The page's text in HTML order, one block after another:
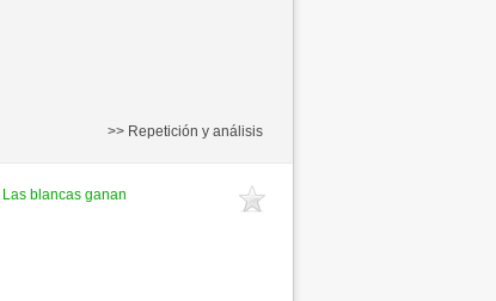
>> Repetición y análisis
Las blancas ganan